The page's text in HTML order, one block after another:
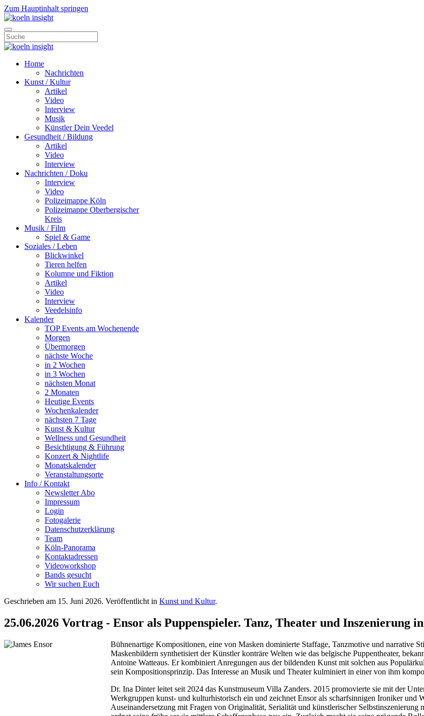
Zum Hauptinhalt springen
Home
Nachrichten
Kunst / Kultur
Artikel
Video
Interview
Musik
Künstler Dein Veedel
Gesundheit / Bildung
Artikel
Video
Interview
Nachrichten / Doku
Interview
Video
Polizeimappe Köln
Polizeimappe Oberbergischer
Kreis
Musik / Film
Spiel & Game
Soziales / Leben
Blickwinkel
Tieren helfen
Kolumne und Fiktion
Artikel
Video
Interview
Veedelsinfo
Kalender
TOP Events am Wochenende
Morgen
Übermorgen
nächste Woche
in 2 Wochen
in 3 Wochen
nächsten Monat
2 Monaten
Heutige Events
Wochenkalender
nächsten 7 Tage
Kunst & Kultur
Wellness und Gesundheit
Besichtigung & Führung
Konzert & Nightlife
Monatskalender
Veranstaltungsorte
Info / Kontakt
Newsletter Abo
Impressum
Login
Fotogalerie
Datenschutzerklärung
Team
Köln-Panorama
Kontaktadressen
Videoworkshop
Bands gesucht
Wir suchen Euch
Geschrieben am 15. Juni 2026. Veröffentlicht in Kunst und Kultur.
25.06.2026 Vortrag - Ensor als Puppenspieler. Tanz, Theater und Inszenierung
Bühnenartige Kompositionen, eine von Masken dominierte Staffage, Tanzmotive und narrative
Maskenbildern synthetisiert der Künstler konträre Welten wie das belgische Puppentheater,
Antoine Watteaus. ⁠Er kombiniert Anregungen aus der bildenden Kunst mit solchen aus
sein Kompositionsprinzip. Das Interesse an Musik und Theater kulminiert in einer von ihm
Dr. Ina Dinter leitet seit 2024 das Kunstmuseum Villa Zanders. 2015 promovierte sie mit der
Werkgruppen kunst- und kulturhistorisch ein und zeichnet Ensor als scharfsinnigen Ironiker und
Auseinandersetzung mit Fragen von Originalität, Serialität und künstlerischer